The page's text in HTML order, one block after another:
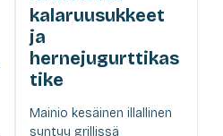
kalaruusukkeet
ja
hernejugurttikas
tike
Mainio kesäinen illallinen
syntyy grillissä